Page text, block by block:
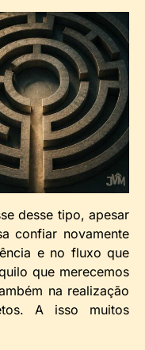
desse tipo, apesar
confiar novamente
e no fluxo que
que merecemos
na realização
A isso muitos